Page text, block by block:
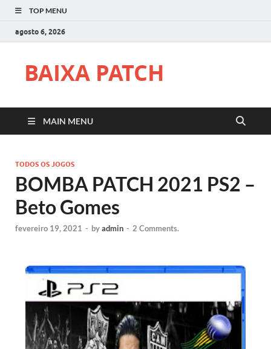
TOP MENU
agosto 6, 2026
BAIXA PATCH
MAIN MENU
TODOS OS JOGOS
BOMBA PATCH 2021 PS2 –
Beto Gomes
fevereiro 19, 2021 - byadmin - 2 Comments.